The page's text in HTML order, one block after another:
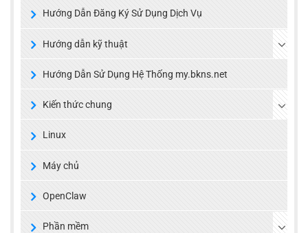
Hướng Dẫn Đăng Ký Sử Dụng Dịch Vụ
Hướng dẫn kỹ thuật
Hướng Dẫn Sử Dụng Hệ Thống my.bkns.net
Kiến thức chung
Linux
Máy chủ
OpenClaw
Phần mềm